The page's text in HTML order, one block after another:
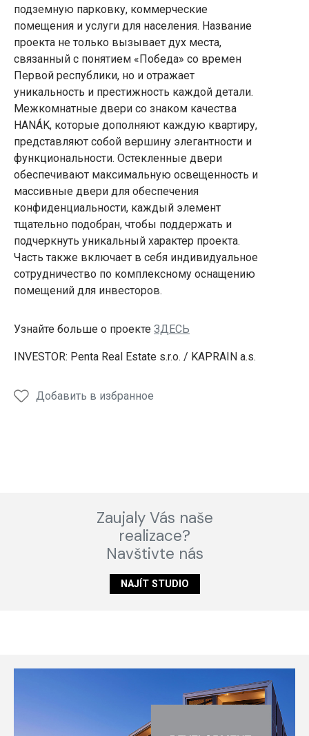
подземную парковку, коммерческие
помещения и услуги для населения. Название
проекта не только вызывает дух места,
связанный с понятием «Победа» со времен
Первой республики, но и отражает
уникальность и престижность каждой детали.
Межкомнатные двери со знаком качества
HANÁK, которые дополняют каждую квартиру,
представляют собой вершину элегантности и
функциональности. Остекленные двери
обеспечивают максимальную освещенность и
массивные двери для обеспечения
конфиденциальности, каждый элемент
тщательно подобран, чтобы поддержать и
подчеркнуть уникальный характер проекта.
Часть также включает в себя индивидуальное
сотрудничество по комплексному оснащению
помещений для инвесторов.
Узнайте больше о проекте ЗДЕСЬ
INVESTOR: Penta Real Estate s.r.o. / KAPRAIN a.s.
Добавить в избранное
Zaujaly Vás naše
realizace?
Navštivte nás
NAJÍT STUDIO